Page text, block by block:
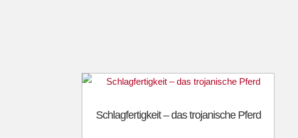
Schlagfertigkeit – das trojanische Pferd